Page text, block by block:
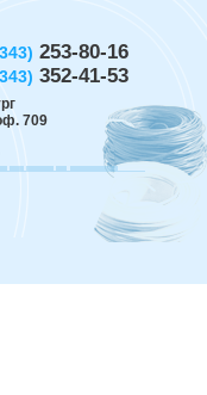
253-80-16
352-41-53
709